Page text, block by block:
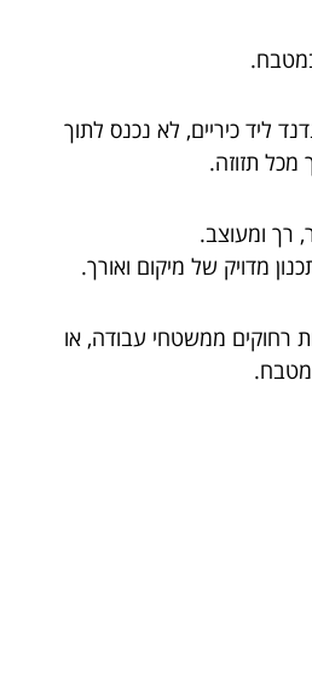
ליד כיריים, לא נכנס לתוך
מכל תזוזה.
רך ומעוצב.
מדויק של מיקום ואורך.
רחוקים ממשטחי עבודה, או